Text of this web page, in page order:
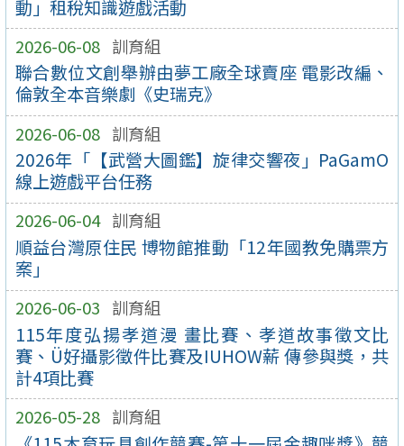
動」租稅知識遊戲活動
2026-06-08 訓育組
聯合數位文創舉辦由夢工廠全球賣座 電影改編、
倫敦全本音樂劇《史瑞克》
2026-06-08 訓育組
2026年「【武營大圖鑑】旋律交響夜」PaGamO
線上遊戲平台任務
2026-06-04 訓育組
順益台灣原住民 博物館推動「12年國教免購票方
案」
2026-06-03 訓育組
115年度弘揚孝道漫 畫比賽、孝道故事徵文比
賽、Ü好攝影徵件比賽及IUHOW薪 傳參與獎，共
計4項比賽
2026-05-28 訓育組